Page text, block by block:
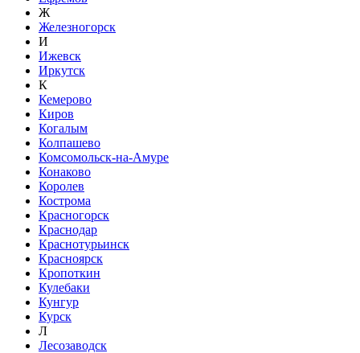
Ж
Железногорск
И
Ижевск
Иркутск
К
Кемерово
Киров
Когалым
Колпашево
Комсомольск-на-Амуре
Конаково
Королев
Кострома
Красногорск
Краснодар
Краснотурьинск
Красноярск
Кропоткин
Кулебаки
Кунгур
Курск
Л
Лесозаводск